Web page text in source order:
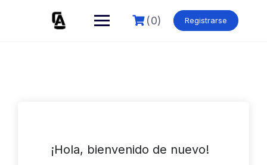
(0) Registrarse
¡Hola, bienvenido de nuevo!